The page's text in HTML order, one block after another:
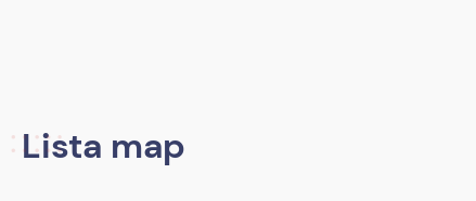
Lista map